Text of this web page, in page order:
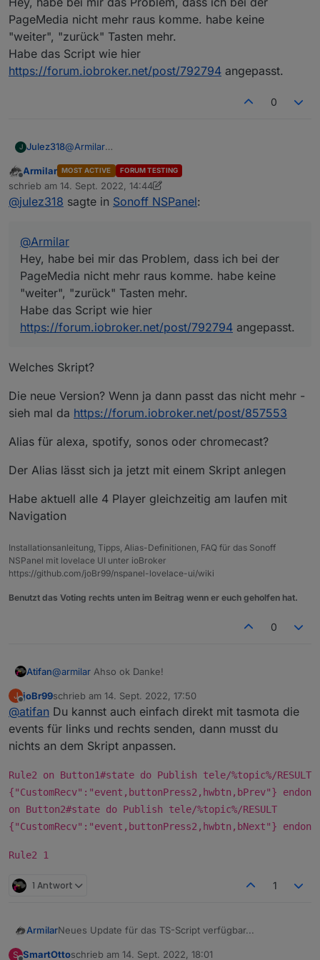
PageMedia nicht mehr raus komme. habe keine
"weiter", "zurück" Tasten mehr.
Habe das Script wie hier
https://forum.iobroker.net/post/792794 angepasst.
0
J Julez318@Armilar
PageMedia nicht mehr raus komme. habe keine
"weiter", "zurück" Tasten mehr.
Habe das Script wie hier
Offline
Armilar MOST ACTIVE FORUM TESTING
schrieb am 14. Sept. 2022, 14:44
zuletzt editiert von Armilar
@julez318 sagte in Sonoff NSPanel:
@Armilar
Hey, habe bei mir das Problem, dass ich bei der
PageMedia nicht mehr raus komme. habe keine
"weiter", "zurück" Tasten mehr.
Habe das Script wie hier
https://forum.iobroker.net/post/792794 angepasst.
Welches Skript?
Die neue Version? Wenn ja dann passt das nicht mehr -
sieh mal da https://forum.iobroker.net/post/857553
Alias für alexa, spotify, sonos oder chromecast?
Der Alias lässt sich ja jetzt mit einem Skript anlegen
Habe aktuell alle 4 Player gleichzeitig am laufen mit
Navigation
Installationsanleitung, Tipps, Alias-Definitionen, FAQ für das Sonoff
NSPanel mit lovelace UI unter ioBroker
https://github.com/joBr99/nspanel-lovelace-ui/wiki
Benutzt das Voting rechts unten im Beitrag wenn er euch geholfen hat.
0
Atifan@armilar Ahso ok Danke!
Hm ok, ich fände es von der Bedienung her halt
bequem wenn man über die Buttons einfach links und
rechts Scrollen könnte, so wie mit den Pfeilen.
Ist das großer Aufwand zu programmieren?
J
Offline
joBr99schrieb am 14. Sept. 2022, 17:50
zuletzt editiert von
@atifan Du kannst auch einfach direkt mit tasmota die
events für links und rechts senden, dann musst du
nichts an dem Skript anpassen.
Rule2 on Button1#state do Publish tele/%topic%/RESULT
{"CustomRecv":"event,buttonPress2,hwbtn,bPrev"} endon
on Button2#state do Publish tele/%topic%/RESULT
{"CustomRecv":"event,buttonPress2,hwbtn,bNext"} endon
Rule2 1
1 Antwort 1
ArmilarNeues Update für das TS-Script verfügbar...
https://raw.githubusercontent.com/joBr99/nspanel-
S SmartOttoschrieb am 14. Sept. 2022, 18:01